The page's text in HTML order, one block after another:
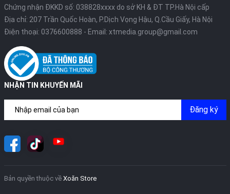
Chứng nhận ĐKKD số: 038828xxxx do sở KH & ĐT TP.Hà Nội cấp
Địa chỉ: 207 Trần Quốc Hoàn, P.Dịch Vọng Hậu, Q.Cầu Giấy, Hà Nội
Điện thoại: 0376600888 - Email: xtmedia.group@gmail.com
NHẬN TIN KHUYẾN MÃI
Đăng ký
Bản quyền thuộc về Xoăn Store